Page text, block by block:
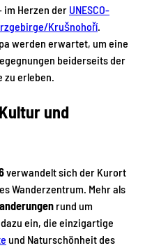
im Herzen der UNESCO-
Krušnohoří
werden erwartet, um eine
beiderseits der
erleben.
und
verwandelt sich der Kurort
Wanderzentrum. Mehr als
rund um
ein, die einzigartige
und Naturschönheit des